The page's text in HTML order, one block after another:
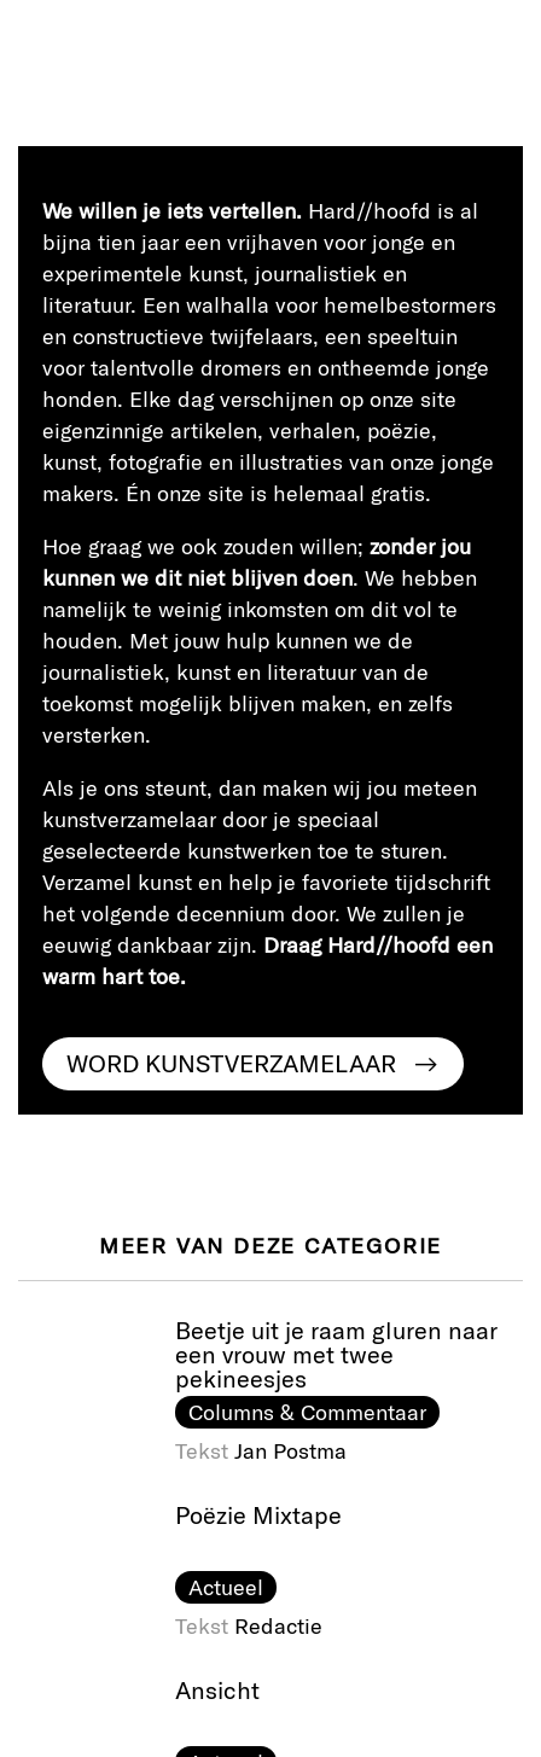
We willen je iets vertellen. Hard//hoofd is al
bijna tien jaar een vrijhaven voor jonge en
experimentele kunst, journalistiek en
literatuur. Een walhalla voor hemelbestormers
en constructieve twijfelaars, een speeltuin
voor talentvolle dromers en ontheemde jonge
honden. Elke dag verschijnen op onze site
eigenzinnige artikelen, verhalen, poëzie,
kunst, fotografie en illustraties van onze jonge
makers. Én onze site is helemaal gratis.
Hoe graag we ook zouden willen; zonder jou
kunnen we dit niet blijven doen. We hebben
namelijk te weinig inkomsten om dit vol te
houden. Met jouw hulp kunnen we de
journalistiek, kunst en literatuur van de
toekomst mogelijk blijven maken, en zelfs
versterken.
Als je ons steunt, dan maken wij jou meteen
kunstverzamelaar door je speciaal
geselecteerde kunstwerken toe te sturen.
Verzamel kunst en help je favoriete tijdschrift
het volgende decennium door. We zullen je
eeuwig dankbaar zijn. Draag Hard//hoofd een
warm hart toe.
WORD KUNSTVERZAMELAAR
MEER VAN DEZE CATEGORIE
Beetje uit je raam gluren naar
een vrouw met twee
pekineesjes
Columns & Commentaar
Tekst Jan Postma
Poëzie Mixtape
Actueel
Tekst Redactie
Ansicht